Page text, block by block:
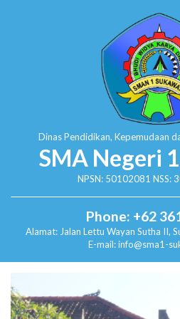
Dinas Pendidikan, Kepemudaan
SMA Negeri
NPSN: 50102081 NSS:
Phone: +62
Alamat: Jalan Lettu Wayan Sutha II,
E-mail: info@sma1-